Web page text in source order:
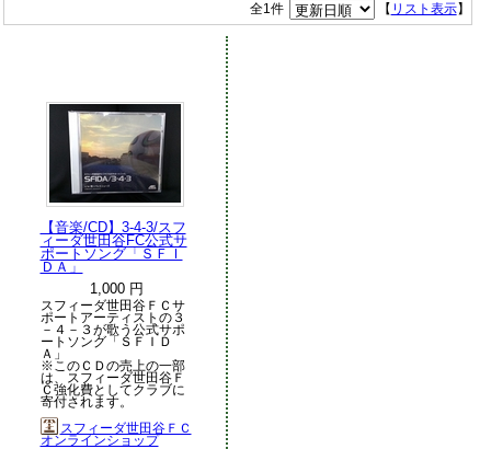
全1件 【 リスト表示】
【音楽/CD】3-4-3/スフ
ィーダ世田谷FC公式サ
ポートソング「ＳＦＩ
ＤＡ」
1,000 円
スフィーダ世田谷ＦＣサ
ポートアーティストの３
－４－３が歌う公式サポ
ートソング「ＳＦＩＤ
Ａ」
※このＣＤの売上の一部
は、スフィーダ世田谷Ｆ
Ｃ強化費としてクラブに
寄付されます。
スフィーダ世田谷ＦＣ
オンラインショップ